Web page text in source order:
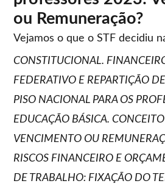
ou Remuneração?
Vejamos o que o STF decidiu
CONSTITUCIONAL.
FEDERATIVO E REPARTIÇÃO
PISO NACIONAL PARA OS
EDUCAÇÃO BÁSICA.
VENCIMENTO OU
RISCOS FINANCEIRO E
DE TRABALHO: FIXAÇÃO DO